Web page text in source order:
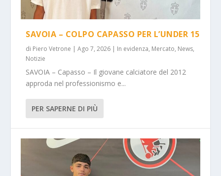
SAVOIA – COLPO CAPASSO PER L’UNDER 15
di Piero Vetrone |Ago 7, 2026 | In evidenza, Mercato, News,
Notizie
SAVOIA – Capasso – Il giovane calciatore del 2012
approda nel professionismo e...
PER SAPERNE DI PIÙ